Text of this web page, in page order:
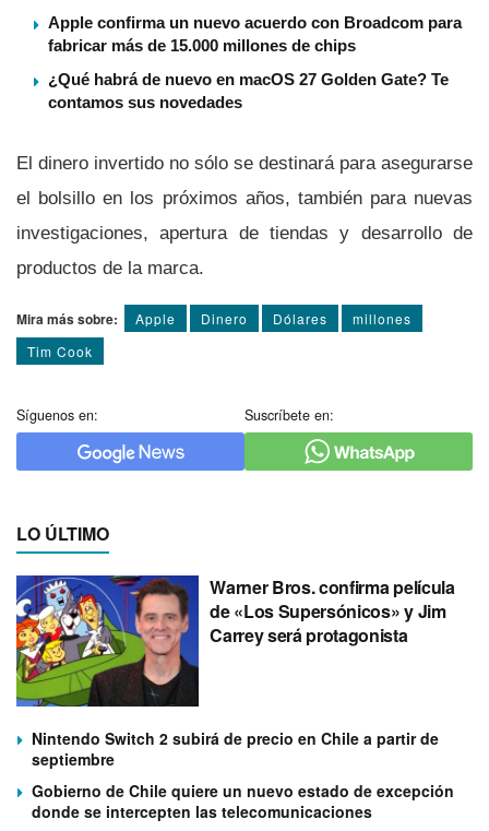
Apple confirma un nuevo acuerdo con Broadcom para
fabricar más de 15.000 millones de chips
¿Qué habrá de nuevo en macOS 27 Golden Gate? Te
contamos sus novedades
El dinero invertido no sólo se destinará para asegurarse
el bolsillo en los próximos años, también para nuevas
investigaciones, apertura de tiendas y desarrollo de
productos de la marca.
Mira más sobre: Apple Dinero Dólares
millones
Tim Cook
Síguenos en: Suscríbete en:
LO ÚLTIMO
Warner Bros. confirma película
de «Los Supersónicos» y Jim
Carrey será protagonista
Nintendo Switch 2 subirá de precio en Chile a partir de
septiembre
Gobierno de Chile quiere un nuevo estado de excepción
donde se intercepten las telecomunicaciones